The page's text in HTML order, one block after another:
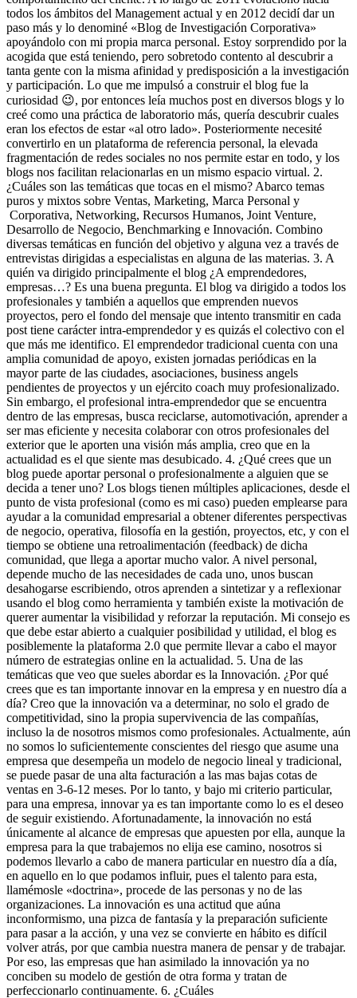
todos los ámbitos del Management actual y en 2012 decidí dar un
paso más y lo denominé «Blog de Investigación Corporativa»
apoyándolo con mi propia marca personal. Estoy sorprendido por la
acogida que está teniendo, pero sobretodo contento al descubrir a
tanta gente con la misma afinidad y predisposición a la investigación
y participación. Lo que me impulsó a construir el blog fue la
curiosidad 😉, por entonces leía muchos post en diversos blogs y lo
creé como una práctica de laboratorio más, quería descubrir cuales
eran los efectos de estar «al otro lado». Posteriormente necesité
convertirlo en un plataforma de referencia personal, la elevada
fragmentación de redes sociales no nos permite estar en todo, y los
blogs nos facilitan relacionarlas en un mismo espacio virtual. 2.
¿Cuáles son las temáticas que tocas en el mismo? Abarco temas
puros y mixtos sobre Ventas, Marketing, Marca Personal y
Corporativa, Networking, Recursos Humanos, Joint Venture,
Desarrollo de Negocio, Benchmarking e Innovación. Combino
diversas temáticas en función del objetivo y alguna vez a través de
entrevistas dirigidas a especialistas en alguna de las materias. 3. A
quién va dirigido principalmente el blog ¿A emprendedores,
empresas…? Es una buena pregunta. El blog va dirigido a todos los
profesionales y también a aquellos que emprenden nuevos
proyectos, pero el fondo del mensaje que intento transmitir en cada
post tiene carácter intra-emprendedor y es quizás el colectivo con el
que más me identifico. El emprendedor tradicional cuenta con una
amplia comunidad de apoyo, existen jornadas periódicas en la
mayor parte de las ciudades, asociaciones, business angels
pendientes de proyectos y un ejército coach muy profesionalizado.
Sin embargo, el profesional intra-emprendedor que se encuentra
dentro de las empresas, busca reciclarse, automotivación, aprender a
ser mas eficiente y necesita colaborar con otros profesionales del
exterior que le aporten una visión más amplia, creo que en la
actualidad es el que siente mas desubicado. 4. ¿Qué crees que un
blog puede aportar personal o profesionalmente a alguien que se
decida a tener uno? Los blogs tienen múltiples aplicaciones, desde el
punto de vista profesional (como es mi caso) pueden emplearse para
ayudar a la comunidad empresarial a obtener diferentes perspectivas
de negocio, operativa, filosofía en la gestión, proyectos, etc, y con el
tiempo se obtiene una retroalimentación (feedback) de dicha
comunidad, que llega a aportar mucho valor. A nivel personal,
depende mucho de las necesidades de cada uno, unos buscan
desahogarse escribiendo, otros aprenden a sintetizar y a reflexionar
usando el blog como herramienta y también existe la motivación de
querer aumentar la visibilidad y reforzar la reputación. Mi consejo es
que debe estar abierto a cualquier posibilidad y utilidad, el blog es
posiblemente la plataforma 2.0 que permite llevar a cabo el mayor
número de estrategias online en la actualidad. 5. Una de las
temáticas que veo que sueles abordar es la Innovación. ¿Por qué
crees que es tan importante innovar en la empresa y en nuestro día a
día? Creo que la innovación va a determinar, no solo el grado de
competitividad, sino la propia supervivencia de las compañías,
incluso la de nosotros mismos como profesionales. Actualmente, aún
no somos lo suficientemente conscientes del riesgo que asume una
empresa que desempeña un modelo de negocio lineal y tradicional,
se puede pasar de una alta facturación a las mas bajas cotas de
ventas en 3-6-12 meses. Por lo tanto, y bajo mi criterio particular,
para una empresa, innovar ya es tan importante como lo es el deseo
de seguir existiendo. Afortunadamente, la innovación no está
únicamente al alcance de empresas que apuesten por ella, aunque la
empresa para la que trabajemos no elija ese camino, nosotros si
podemos llevarlo a cabo de manera particular en nuestro día a día,
en aquello en lo que podamos influir, pues el talento para esta,
llamémosle «doctrina», procede de las personas y no de las
organizaciones. La innovación es una actitud que aúna
inconformismo, una pizca de fantasía y la preparación suficiente
para pasar a la acción, y una vez se convierte en hábito es difícil
volver atrás, por que cambia nuestra manera de pensar y de trabajar.
Por eso, las empresas que han asimilado la innovación ya no
conciben su modelo de gestión de otra forma y tratan de
perfeccionarlo continuamente. 6. ¿Cuáles